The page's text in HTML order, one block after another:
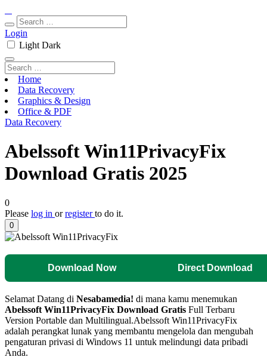
Login
Light Dark
Home
Data Recovery
Graphics & Design
Office & PDF
Data Recovery
Abelssoft Win11PrivacyFix
Download Gratis 2025
0
Please log in orregisterto do it.
0
Download Now Direct Download
Selamat Datang di Nesabamedia! di mana kamu menemukan
Abelssoft Win11PrivacyFix Download Gratis Full Terbaru
Version Portable dan Multilingual.Abelssoft Win11PrivacyFix
adalah perangkat lunak yang membantu mengelola dan mengubah
pengaturan privasi di Windows 11 untuk melindungi data pribadi
Anda.